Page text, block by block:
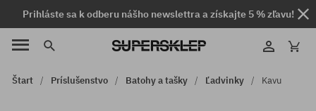
Prihláste sa k odberu nášho newslettra a získajte 5 % zľavu!
Štart Príslušenstvo Batohy a tašky Ľadvinky Kavu